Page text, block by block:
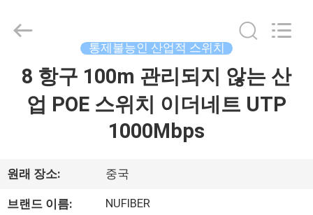
우
Technology
Co.,Ltd.
Developed
통제불능인 산업적 스위치
8 항구 100m 관리되지 않는 산
업 POE 스위치 이더네트 UTP
1000Mbps
원래 장소: 중국
브랜드 이름: NUFIBER